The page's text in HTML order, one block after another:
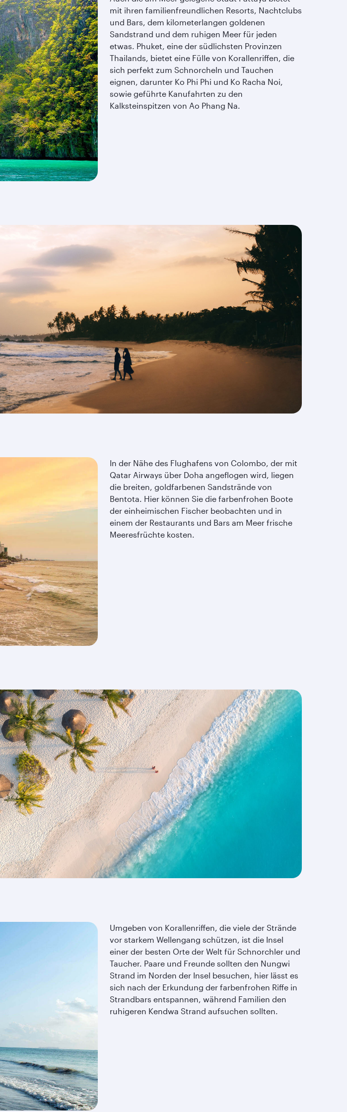
mit ihren familienfreundlichen Resorts, Nachtclubs
und Bars, dem kilometerlangen goldenen
Sandstrand und dem ruhigen Meer für jeden
etwas. Phuket, eine der südlichsten Provinzen
Thailands, bietet eine Fülle von Korallenriffen, die
sich perfekt zum Schnorcheln und Tauchen
eignen, darunter Ko Phi Phi und Ko Racha Noi,
sowie geführte Kanufahrten zu den
Kalksteinspitzen von Ao Phang Na.
In der Nähe des Flughafens von Colombo, der mit
Qatar Airways über Doha angeflogen wird, liegen
die breiten, goldfarbenen Sandstrände von
Bentota. Hier können Sie die farbenfrohen Boote
der einheimischen Fischer beobachten und in
einem der Restaurants und Bars am Meer frische
Meeresfrüchte kosten.
Umgeben von Korallenriffen, die viele der Strände
vor starkem Wellengang schützen, ist die Insel
einer der besten Orte der Welt für Schnorchler und
Taucher. Paare und Freunde sollten den Nungwi
Strand im Norden der Insel besuchen, hier lässt es
sich nach der Erkundung der farbenfrohen Riffe in
Strandbars entspannen, während Familien den
ruhigeren Kendwa Strand aufsuchen sollten.